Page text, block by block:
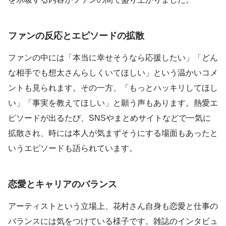
ファンの反応とエピソードの拡散
ファンの中には「本当に幸せそうなら応援したい」「どん
な相手でも想太さんらしくいてほしい」という温かいコメ
ントも見られます。その一方、「もっとハッキリしてほし
い」「事実を教えてほしい」と願う声もあります。熱愛エ
ピソードが出るたび、SNSやまとめサイトなどで一気に
拡散され、時には本人が気まずそうにする場面もあったと
いうエピソードも語られています。
恋愛とキャリアのバランス
アーティストという立場上、花村さん自身も恋愛と仕事の
バランスには気をつけている様子です。雑誌のインタビュ